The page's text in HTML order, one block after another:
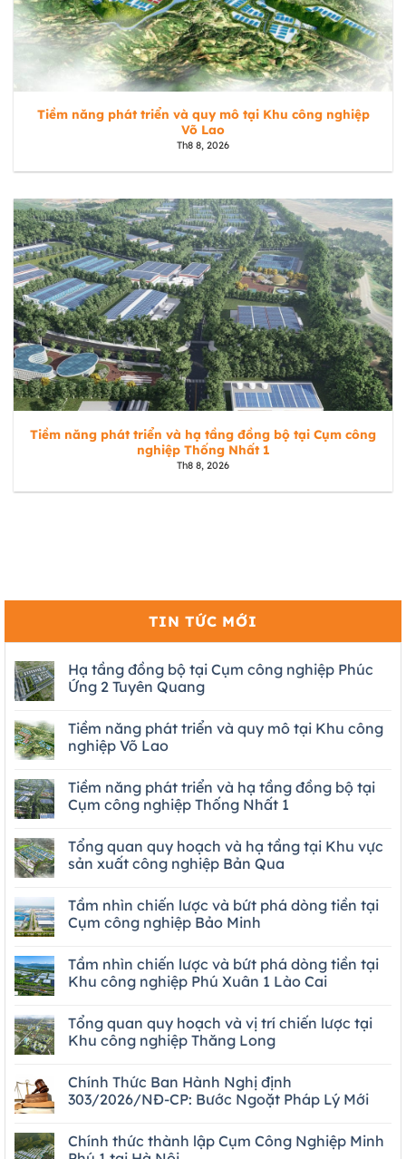
Tiềm năng phát triển và quy mô tại Khu công nghiệp
Võ Lao
Th8 8, 2026
Tiềm năng phát triển và hạ tầng đồng bộ tại Cụm công
nghiệp Thống Nhất 1
Th8 8, 2026
TIN TỨC MỚI
Hạ tầng đồng bộ tại Cụm công nghiệp Phúc
Ứng 2 Tuyên Quang
Tiềm năng phát triển và quy mô tại Khu công
nghiệp Võ Lao
Tiềm năng phát triển và hạ tầng đồng bộ tại
Cụm công nghiệp Thống Nhất 1
Tổng quan quy hoạch và hạ tầng tại Khu vực
sản xuất công nghiệp Bản Qua
Tầm nhìn chiến lược và bứt phá dòng tiền tại
Cụm công nghiệp Bảo Minh
Tầm nhìn chiến lược và bứt phá dòng tiền tại
Khu công nghiệp Phú Xuân 1 Lào Cai
Tổng quan quy hoạch và vị trí chiến lược tại
Khu công nghiệp Thăng Long
Chính Thức Ban Hành Nghị định
303/2026/NĐ-CP: Bước Ngoặt Pháp Lý Mới
Chính thức thành lập Cụm Công Nghiệp Minh